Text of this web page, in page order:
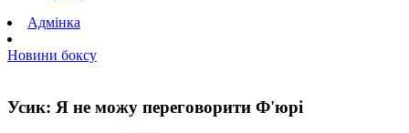
Адмінка
Новини боксу
Усик: Я не можу переговорити Ф'юрі